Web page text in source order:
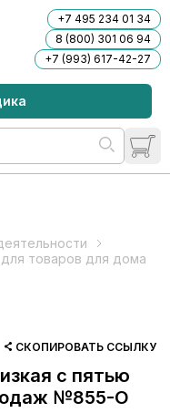
+7 495 234 01 34
8 (800) 301 06 94
+7 (993) 617-42-27
товаров для дома
СКОПИРОВАТЬ ССЫЛКУ
с пятью
№855-О